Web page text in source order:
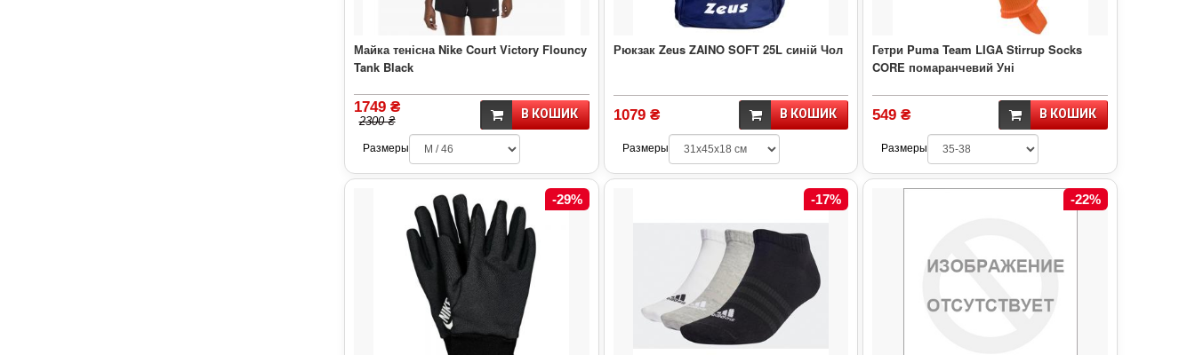
Майка тенісна Nike Court Victory Flouncy
Tank Black
1749 ₴
2300 ₴
В КОШИК
Размеры
Рюкзак Zeus ZAINO SOFT 25L синій Чол
1079 ₴ В КОШИК
Размеры
Гетри Puma Team LIGA Stirrup Socks
CORE помаранчевий Уні
549 ₴ В КОШИК
Размеры
-29% -17% -22%